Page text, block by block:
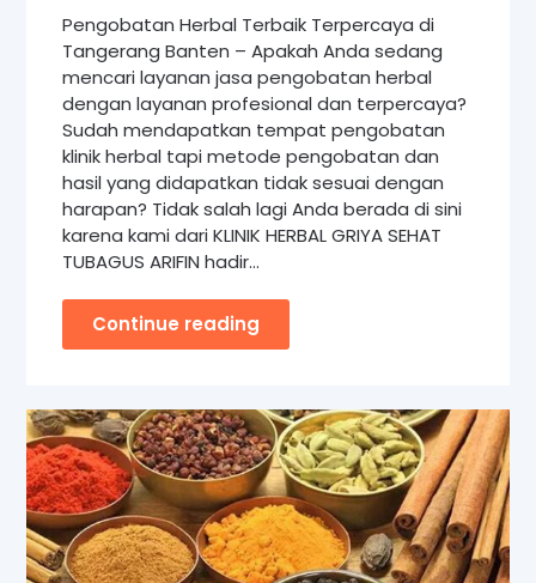
Pengobatan Herbal Terbaik Terpercaya di
Tangerang Banten – Apakah Anda sedang
mencari layanan jasa pengobatan herbal
dengan layanan profesional dan terpercaya?
Sudah mendapatkan tempat pengobatan
klinik herbal tapi metode pengobatan dan
hasil yang didapatkan tidak sesuai dengan
harapan? Tidak salah lagi Anda berada di sini
karena kami dari KLINIK HERBAL GRIYA SEHAT
TUBAGUS ARIFIN hadir…
Continue reading